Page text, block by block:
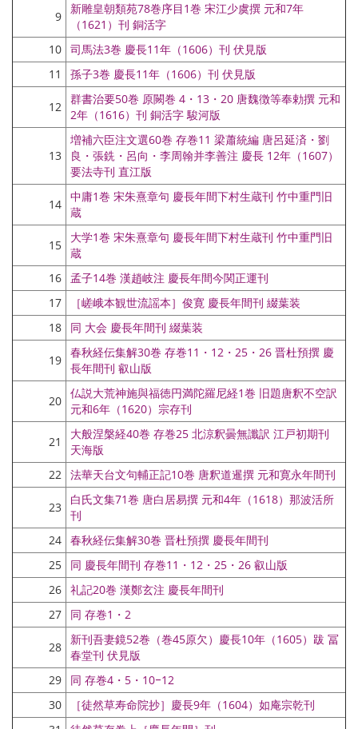
9
新雕皇朝類苑78巻序目1巻 宋江少虞撰 元和7年
（1621）刊 銅活字
10 司馬法3巻 慶長11年（1606）刊 伏見版
11
孫子3巻 慶長11年（1606）刊 伏見版
12
群書治要50巻 原闕巻 4・13・20 唐魏徴等奉勅撰 元和
2年（1616）刊 銅活字 駿河版
13
増補六臣注文選60巻 存巻11 梁蕭統編 唐呂延済・劉
良・張銑・呂向・李周翰并李善注 慶長 12年（1607）
要法寺刊 直江版
14
中庸1巻 宋朱熹章句 慶長年間下村生蔵刊 竹中重門旧
蔵
15
大学1巻 宋朱熹章句 慶長年間下村生蔵刊 竹中重門旧
蔵
16 孟子14巻 漢趙岐注 慶長年間今関正運刊
17
［嵯峨本観世流謡本］俊寛 慶長年間刊 綴葉装
18
同 大会 慶長年間刊 綴葉装
19
春秋経伝集解30巻 存巻11・12・25・26 晋杜預撰 慶
長年間刊 叡山版
20
仏説大荒神施與福徳円満陀羅尼経1巻 旧題唐釈不空訳
元和6年（1620）宗存刊
21
大般涅槃経40巻 存巻25 北涼釈曇無讖訳 江戸初期刊
天海版
22 法華天台文句輔正記10巻 唐釈道暹撰 元和寛永年間刊
23
白氏文集71巻 唐白居易撰 元和4年（1618）那波活所
刊
24 春秋経伝集解30巻 晋杜預撰 慶長年間刊
25
同 慶長年間刊 存巻11・12・25・26 叡山版
26 礼記20巻 漢鄭玄注 慶長年間刊
27
同 存巻1・2
28
新刊吾妻鏡52巻（巻45原欠）慶長10年（1605）跋 冨
春堂刊 伏見版
29
同 存巻4・5・10‒12
30
［徒然草寿命院抄］慶長9年（1604）如庵宗乾刊